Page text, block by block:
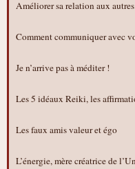
Améliorer sa relation aux
Comment communiquer avec
Je n’arrive pas à méditer !
Les 5 idéaux Reiki, les
Les faux amis valeur et égo
L’énergie, mère créatrice de